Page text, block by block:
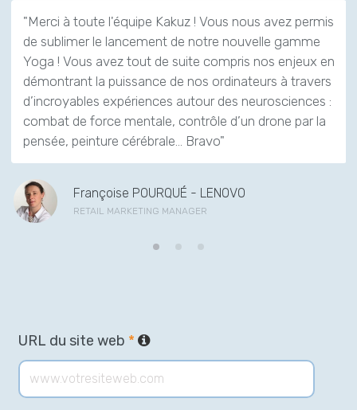
"Merci à toute l'équipe Kakuz ! Vous nous avez permis
de sublimer le lancement de notre nouvelle gamme
Yoga ! Vous avez tout de suite compris nos enjeux en
démontrant la puissance de nos ordinateurs à travers
d’incroyables expériences autour des neurosciences :
combat de force mentale, contrôle d’un drone par la
pensée, peinture cérébrale…
Bravo"
Françoise POURQUÉ - LENOVO
RETAIL MARKETING MANAGER
URL du site web *